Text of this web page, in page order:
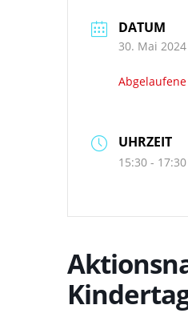
DATUM
30. Mai 2024
Abgelaufene
UHRZEIT
15:30 - 17:30